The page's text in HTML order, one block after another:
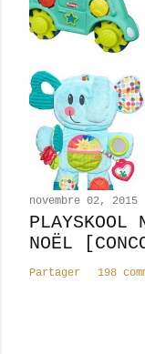
novembre 02, 2015
PLAYSKOOL
NOËL
Partager 198